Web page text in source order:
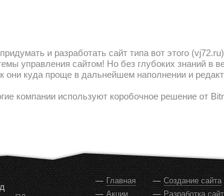
и разработать сайт типа вот этого
управления сайтом! Но без глубоких знаний в
они куда проще в дальнейшем наполнении и
компании используют коробочное решение от
Главная
Акции
Создание сайта
Разработка